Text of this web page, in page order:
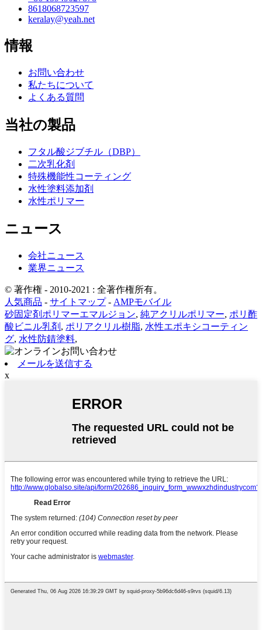
8618068723597
keralay@yeah.net
情報
お問い合わせ
私たちについて
よくある質問
当社の製品
フタル酸ジブチル（DBP）
二次乳化剤
特殊機能性コーティング
水性塗料添加剤
水性ポリマー
ニュース
会社ニュース
業界ニュース
© 著作権 - 2010-2021 : 全著作権所有。
人気商品 - サイトマップ- AMPモバイル
砂固定剤ポリマーエマルジョン, 純アクリルポリマー, ポリ酢
酸ビニル乳剤 , ポリアクリル樹脂, 水性エポキシコーティン
グ, 水性防錆塗料,
メールを送信する
x